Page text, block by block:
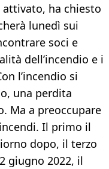
ha chiesto
lunedì sui
soci e
dell’incendio e i
l’incendio si
una perdita
Ma a preoccupare
Il primo il
dopo, il terzo
giugno 2022, il